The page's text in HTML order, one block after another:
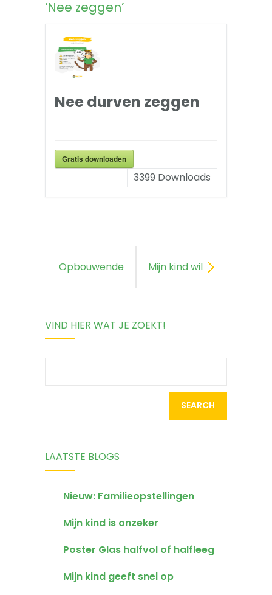
‘Nee zeggen’
Nee durven zeggen
Gratis downloaden
3399 Downloads
Opbouwende
met je kind –
Mijn kind wil
beste zijn
VIND HIER WAT JE ZOEKT!
LAATSTE BLOGS
Nieuw: Familieopstellingen
Mijn kind is onzeker
Poster Glas halfvol of halfleeg
Mijn kind geeft snel op